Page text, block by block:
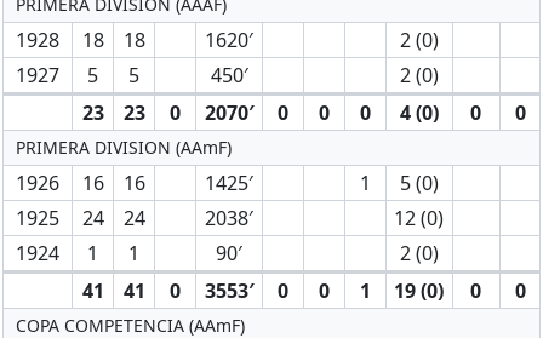
1928 18 18 1620′
2 (0)
1927
5 5 450′
2 (0)
23
23 0 2070′ 0 0 0 4 (0) 0 0
PRIMERA DIVISION (AAmF)
1926 16 16 1425′ 1
5 (0)
1925
24 24 2038′
12 (0)
1924
1 1 90′
2 (0)
41
41 0 3553′ 0 0 1 19 (0) 0 0
COPA COMPETENCIA (AAmF)